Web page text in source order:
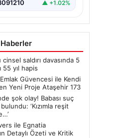
▲ +1.02%
cinsel saldırı davasında 5
55 yıl hapis
Emlak Güvencesi ile Kendi
Yeni Proje Ataşehir 173
şok olay! Babası suç
‘Kızımla reşit
ile Egnatia
Detaylı Özeti ve Kritik